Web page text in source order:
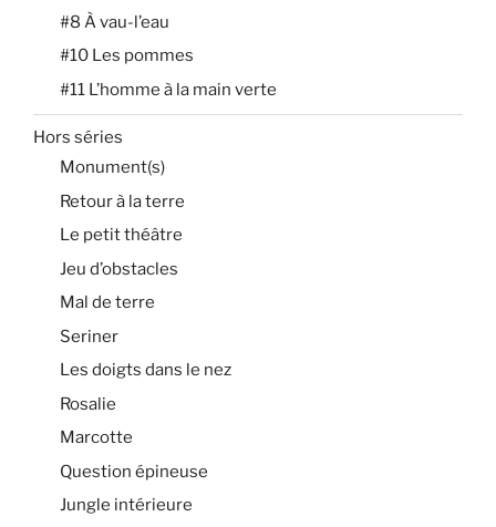
#8 À vau-l’eau
#10 Les pommes
#11 L’homme à la main verte
Hors séries
Monument(s)
Retour à la terre
Le petit théâtre
Jeu d’obstacles
Mal de terre
Seriner
Les doigts dans le nez
Rosalie
Marcotte
Question épineuse
Jungle intérieure